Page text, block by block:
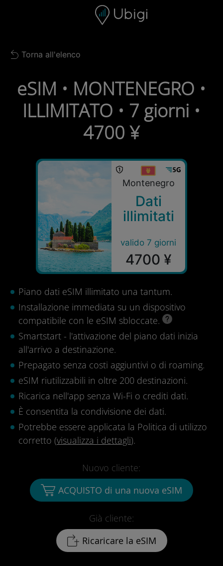
Barra di navigazione
Back to list
Torna all'elenco
eSIM • MONTENEGRO •
ILLIMITATO • 7 giorni •
4700 ¥
Montenegro
Dati
illimitati
valido 7 giorni
4700 ¥
Piano dati eSIM illimitato una tantum.
Installazione immediata su un dispositivo
compatibile con le eSIM sbloccate.
Smartstart - l'attivazione del piano dati inizia
all'arrivo a destinazione.
Prepagato senza costi aggiuntivi o di roaming.
eSIM riutilizzabili in oltre 200 destinazioni.
Ricarica nell'app senza Wi-Fi o crediti dati.
È consentita la condivisione dei dati.
Potrebbe essere applicata la Politica di utilizzo
corretto (visualizza i dettagli).
Già cliente:
Ricaricare la eSIM
Nuovo cliente:
ACQUISTO di una nuova eSIM